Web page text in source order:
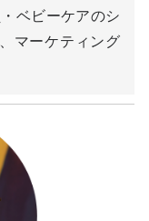
ベビーケアのシ
マーケティング